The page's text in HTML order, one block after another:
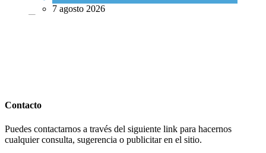
7 agosto 2026
7 agosto 2026
tornara violento
Tema del día
7 agosto 2026
Contacto
Puedes contactarnos a través del siguiente link para hacernos
cualquier consulta, sugerencia o publicitar en el sitio.